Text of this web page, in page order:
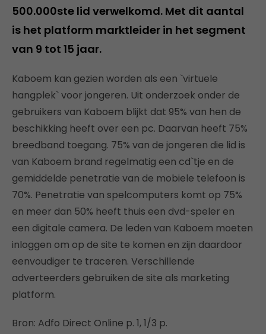
500.000ste lid verwelkomd. Met dit aantal
is het platform marktleider in het segment
van 9 tot 15 jaar.
Kaboem kan gezien worden als een `virtuele
hangplek` voor jongeren. Uit onderzoek onder de
gebruikers van Kaboem blijkt dat 95% van hen de
beschikking heeft over een pc. Daarvan heeft 75%
breedband toegang. 75% van de jongeren die lid is
van Kaboem brand regelmatig een cd`tje en de
gemiddelde penetratie van de mobiele telefoon is
70%. Penetratie van spelcomputers komt op 75%
en meer dan 50% heeft thuis een dvd-speler en
een digitale camera. De leden van Kaboem moeten
inloggen om op de site te komen en zijn daardoor
eenvoudiger te traceren. Verschillende
adverteerders gebruiken de site als marketing
platform.
Bron: Adfo Direct Online p. 1, 1/3 p.